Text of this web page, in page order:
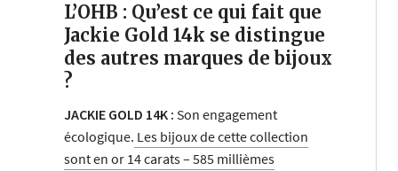
L’OHB : Qu’est ce qui fait que
Jackie Gold 14k se distingue
des autres marques de bijoux
?
JACKIE GOLD 14K : Son engagement
écologique. Les bijoux de cette collection
sont en or 14 carats – 585 millièmes